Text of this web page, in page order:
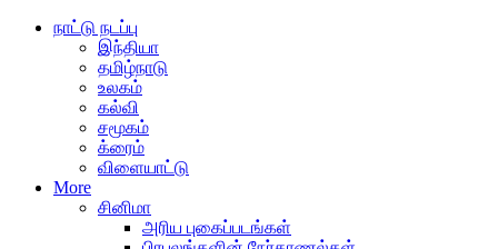
நாட்டு நடப்பு
இந்தியா
தமிழ்நாடு
உலகம்
கல்வி
சமூகம்
க்ரைம்
விளையாட்டு
More
சினிமா
அரிய புகைப்படங்கள்